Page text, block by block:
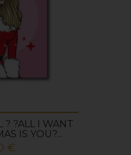
? ?ALL I WANT
IS YOU?...
€